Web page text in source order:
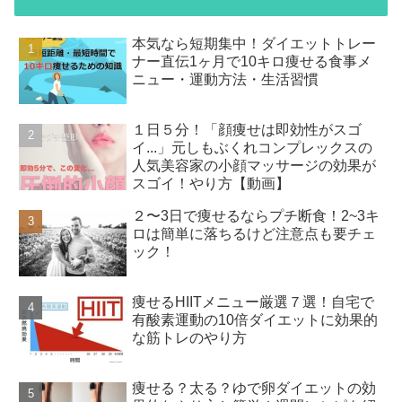
本気なら短期集中！ダイエットトレー
ナー直伝1ヶ月で10キロ痩せる食事メ
ニュー・運動方法・生活習慣
１日５分！「顔痩せは即効性がスゴ
イ...」元しもぶくれコンプレックスの
人気美容家の小顔マッサージの効果が
スゴイ！やり方【動画】
２〜3日で痩せるならプチ断食！2~3キ
ロは簡単に落ちるけど注意点も要チェ
ック！
痩せるHIITメニュー厳選７選！自宅で
有酸素運動の10倍ダイエットに効果的
な筋トレのやり方
痩せる？太る？ゆで卵ダイエットの効